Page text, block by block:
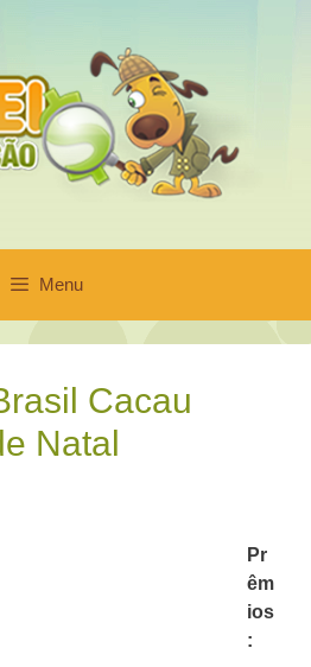
Menu
Cacau
Natal
Pr
êm
ios
: